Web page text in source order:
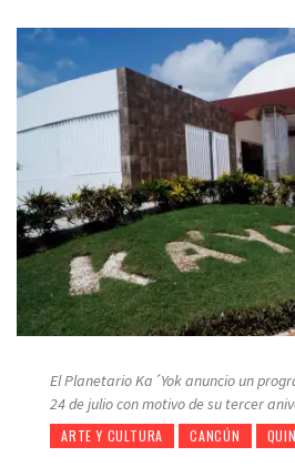
El Planetario Ka´Yok anuncio un
24 de julio con motivo de su tercer
ARTE Y CULTURA CANCÚN